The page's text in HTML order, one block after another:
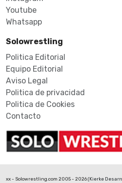
Youtube
Whatsapp
Solowrestling
Politica Editorial
Equipo Editorial
Aviso Legal
Politica de privacidad
Politica de Cookies
Contacto
xx - Solowrestling.com 2005 - 2026 (Kierke